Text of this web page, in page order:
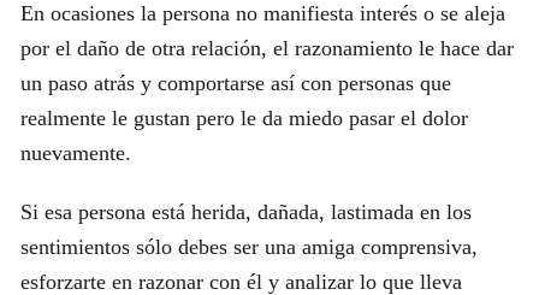
En ocasiones la persona no manifiesta interés o se aleja
por el daño de otra relación, el razonamiento le hace dar
un paso atrás y comportarse así con personas que
realmente le gustan pero le da miedo pasar el dolor
nuevamente.
Si esa persona está herida, dañada, lastimada en los
sentimientos sólo debes ser una amiga comprensiva,
esforzarte en razonar con él y analizar lo que lleva